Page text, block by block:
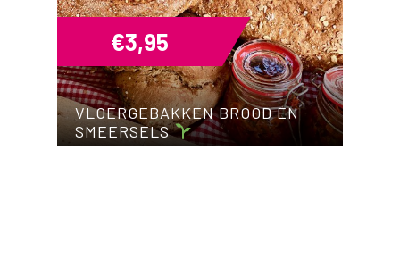
VLOERGEBAKKEN BROOD EN
SMEERSELS
€3,95